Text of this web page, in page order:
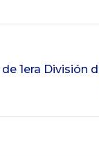
1era División